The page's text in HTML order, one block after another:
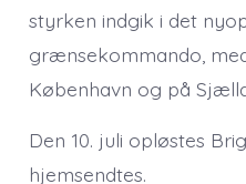
styrken indgik i det
grænsekommando,
København og på
Den 10. juli opløstes
hjemsendtes.